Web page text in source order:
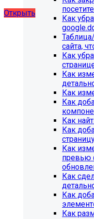
художественной
Открыть
Как
сайта,
Как
Как
Как
Как
Как
Как
Как
превью
Как
Как
Как